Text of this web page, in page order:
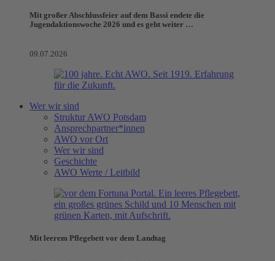
Mit großer Abschlussfeier auf dem Bassi endete die
Jugendaktionswoche 2026 und es geht weiter …
09.07.2026
Wer wir sind
Struktur AWO Potsdam
Ansprechpartner*innen
AWO vor Ort
Wer wir sind
Geschichte
AWO Werte / Leitbild
Mit leerem Pflegebett vor dem Landtag